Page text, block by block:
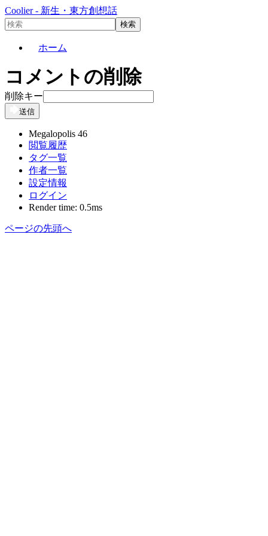
Coolier - 新生・東方創想話
ホーム
コメントの削除
削除キー
送信
Megalopolis 46
閲覧履歴
タグ一覧
作者一覧
設定情報
ログイン
Render time: 0.5ms
ページの先頭へ